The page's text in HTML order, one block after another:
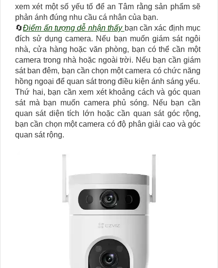
xem xét một số yếu tố để an Tâm rằng sản phẩm sẽ
phản ánh đúng nhu cầu cá nhân của bạn.
🔄Điểm ấn tượng dễ nhận thấy bạn cần xác định mục
đích sử dụng camera. Nếu bạn muốn giám sát ngôi
nhà, cửa hàng hoặc văn phòng, bạn có thể cần một
camera trong nhà hoặc ngoài trời. Nếu bạn cần giám
sát ban đêm, bạn cần chọn một camera có chức năng
hồng ngoại để quan sát trong điều kiện ánh sáng yếu.
Thứ hai, bạn cần xem xét khoảng cách và góc quan
sát mà bạn muốn camera phủ sóng. Nếu bạn cần
quan sát diện tích lớn hoặc cần quan sát góc rộng,
bạn cần chọn một camera có độ phân giải cao và góc
quan sát rộng.